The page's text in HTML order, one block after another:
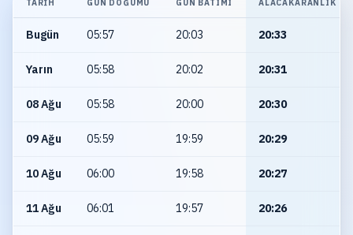
TARIH GÜN DOĞUMU GÜN BATIMI ALACAKARANLIK
Bugün 05:57 20:03 20:33
Yarın 05:58 20:02 20:31
08 Ağu 05:58 20:00 20:30
09 Ağu 05:59 19:59 20:29
10 Ağu 06:00 19:58 20:27
11 Ağu 06:01 19:57 20:26